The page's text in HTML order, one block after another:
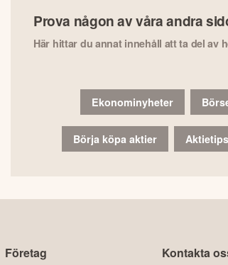
Prova någon av våra andra
Här hittar du annat innehåll att ta del av
Ekonominyheter
Börja köpa aktier Aktietips
Företag Kontakta